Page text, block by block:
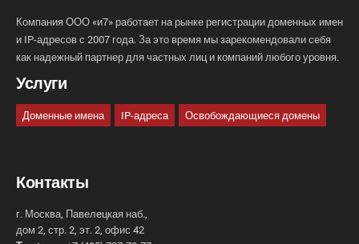
Компания ООО «и7» работает на рынке регистрации доменных имен
и IP-адресов с 2007 года. За это время мы зарекомендовали себя
как надежный партнер для частных лиц и компаний любого уровня.
Услуги
Доменные имена IP-адреса Освобождающиеся домены
Контакты
г. Москва, Павелецкая наб.,
дом 2, стр. 2, эт. 2, офис 42